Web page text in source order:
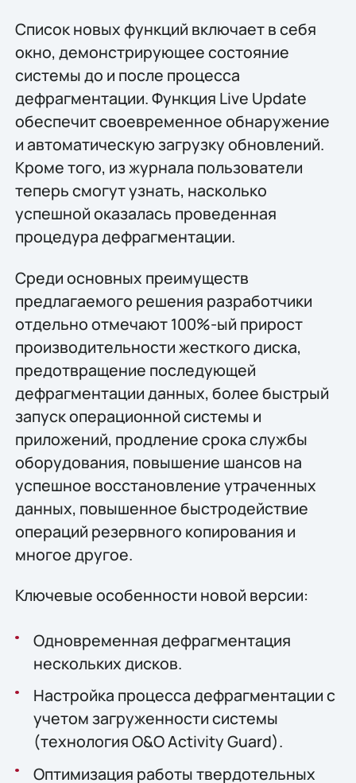
Список новых функций включает в себя
окно, демонстрирующее состояние
системы до и после процесса
дефрагментации. Функция Live Update
обеспечит своевременное обнаружение
и автоматическую загрузку обновлений.
Кроме того, из журнала пользователи
теперь смогут узнать, насколько
успешной оказалась проведенная
процедура дефрагментации.
Среди основных преимуществ
предлагаемого решения разработчики
отдельно отмечают 100%-ый прирост
производительности жесткого диска,
предотвращение последующей
дефрагментации данных, более быстрый
запуск операционной системы и
приложений, продление срока службы
оборудования, повышение шансов на
успешное восстановление утраченных
данных, повышенное быстродействие
операций резервного копирования и
многое другое.
Ключевые особенности новой версии:
Одновременная дефрагментация
нескольких дисков.
Настройка процесса дефрагментации с
учетом загруженности системы
(технология O&O Activity Guard).
Оптимизация работы твердотельных